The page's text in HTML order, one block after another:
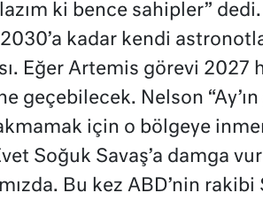
ki bence sahipler”
kadar kendi
Eğer Artemis görevi 2027
geçebilecek. Nelson
için o bölgeye
Soğuk Savaş’a damga
Bu kez ABD’nin